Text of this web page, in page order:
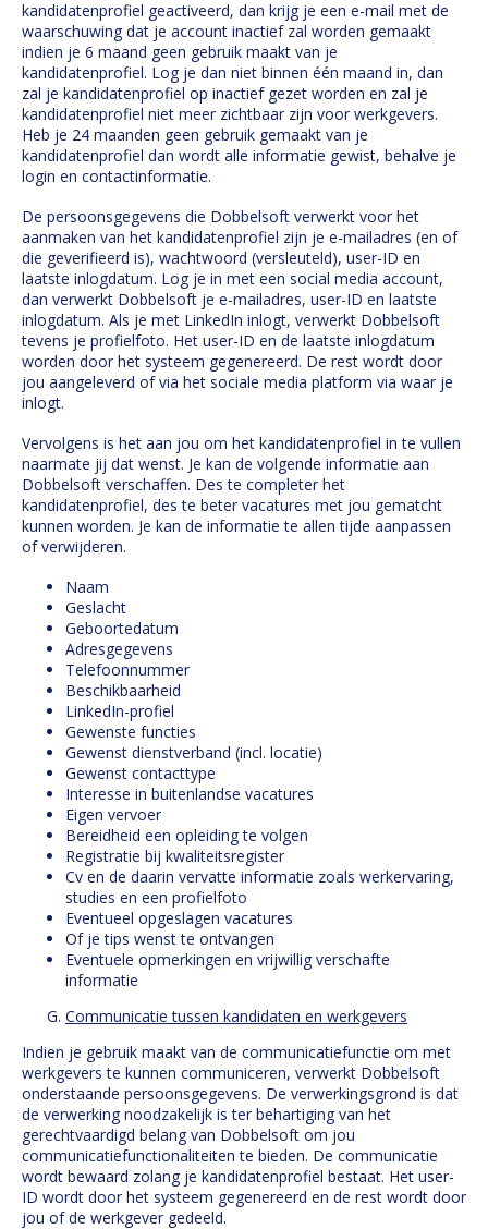
kandidatenprofiel geactiveerd, dan krijg je een e-mail met de
waarschuwing dat je account inactief zal worden gemaakt
indien je 6 maand geen gebruik maakt van je
kandidatenprofiel. Log je dan niet binnen één maand in, dan
zal je kandidatenprofiel op inactief gezet worden en zal je
kandidatenprofiel niet meer zichtbaar zijn voor werkgevers.
Heb je 24 maanden geen gebruik gemaakt van je
kandidatenprofiel dan wordt alle informatie gewist, behalve je
login en contactinformatie.
De persoonsgegevens die Dobbelsoft verwerkt voor het
aanmaken van het kandidatenprofiel zijn je e-mailadres (en of
die geverifieerd is), wachtwoord (versleuteld), user-ID en
laatste inlogdatum. Log je in met een social media account,
dan verwerkt Dobbelsoft je e-mailadres, user-ID en laatste
inlogdatum. Als je met LinkedIn inlogt, verwerkt Dobbelsoft
tevens je profielfoto. Het user-ID en de laatste inlogdatum
worden door het systeem gegenereerd. De rest wordt door
jou aangeleverd of via het sociale media platform via waar je
inlogt.
Vervolgens is het aan jou om het kandidatenprofiel in te vullen
naarmate jij dat wenst. Je kan de volgende informatie aan
Dobbelsoft verschaffen. Des te completer het
kandidatenprofiel, des te beter vacatures met jou gematcht
kunnen worden. Je kan de informatie te allen tijde aanpassen
of verwijderen.
Naam
Geslacht
Geboortedatum
Adresgegevens
Telefoonnummer
Beschikbaarheid
LinkedIn-profiel
Gewenste functies
Gewenst dienstverband (incl. locatie)
Gewenst contacttype
Interesse in buitenlandse vacatures
Eigen vervoer
Bereidheid een opleiding te volgen
Registratie bij kwaliteitsregister
Cv en de daarin vervatte informatie zoals werkervaring,
studies en een profielfoto
Eventueel opgeslagen vacatures
Of je tips wenst te ontvangen
Eventuele opmerkingen en vrijwillig verschafte
informatie
Communicatie tussen kandidaten en werkgevers
Indien je gebruik maakt van de communicatiefunctie om met
werkgevers te kunnen communiceren, verwerkt Dobbelsoft
onderstaande persoonsgegevens. De verwerkingsgrond is dat
de verwerking noodzakelijk is ter behartiging van het
gerechtvaardigd belang van Dobbelsoft om jou
communicatiefunctionaliteiten te bieden. De communicatie
wordt bewaard zolang je kandidatenprofiel bestaat. Het user-
ID wordt door het systeem gegenereerd en de rest wordt door
jou of de werkgever gedeeld.